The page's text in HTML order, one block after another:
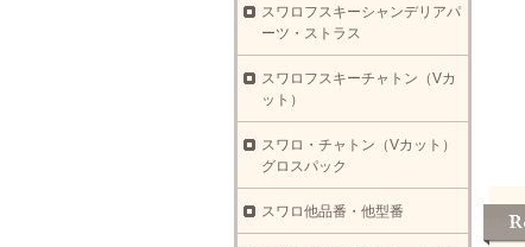
スワロフスキーシャンデリアパ
ーツ・ストラス
スワロフスキーチャトン（Vカ
ット）
スワロ・チャトン（Vカット）
グロスパック
スワロ他品番・他型番